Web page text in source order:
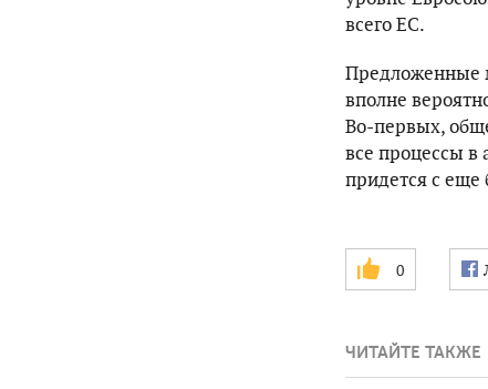
всего ЕС.
Предложенные
вполне
Во-первых,
все процессы в
придется с
0
ЧИТАЙТЕ ТАКЖЕ